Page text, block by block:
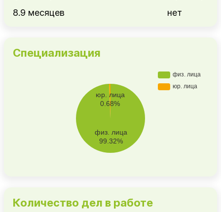
8.9 месяцев
нет
Специализация
Количество дел в работе